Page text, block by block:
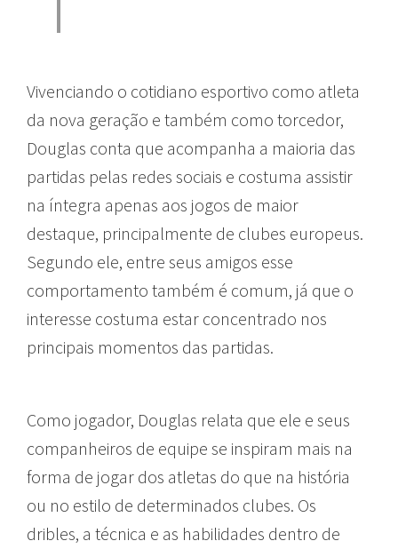
Vivenciando o cotidiano esportivo como atleta
da nova geração e também como torcedor,
Douglas conta que acompanha a maioria das
partidas pelas redes sociais e costuma assistir
na íntegra apenas aos jogos de maior
destaque, principalmente de clubes europeus.
Segundo ele, entre seus amigos esse
comportamento também é comum, já que o
interesse costuma estar concentrado nos
principais momentos das partidas.
Como jogador, Douglas relata que ele e seus
companheiros de equipe se inspiram mais na
forma de jogar dos atletas do que na história
ou no estilo de determinados clubes. Os
dribles, a técnica e as habilidades dentro de